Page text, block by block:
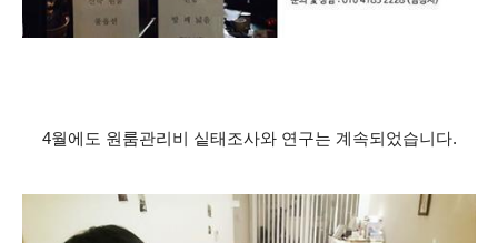
4월에도 원룸관리비 싵태조사와 연구는 계속되었습니다.